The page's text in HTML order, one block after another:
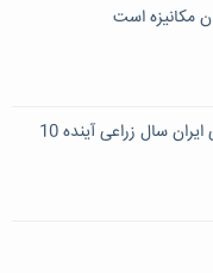
سطح زیرکشت طرح امنیت غذایی ایران سال زراعی آینده 10